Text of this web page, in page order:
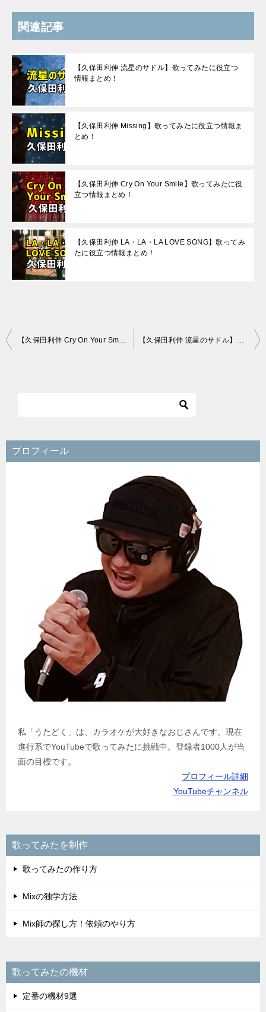
関連記事
【久保田利伸 流星のサドル】歌ってみたに役立つ
情報まとめ！
【久保田利伸 Missing】歌ってみたに役立つ情報ま
とめ！
【久保田利伸 Cry On Your Smile】歌ってみたに役
立つ情報まとめ！
【久保田利伸 LA・LA・LA LOVE SONG】歌ってみ
たに役立つ情報まとめ！
投
シ
【久保田利伸 Cry On Your Smile】歌ってみたに役立つ情報まとめ！ 【久保田利伸 流星のサドル】歌ってみたに役立つ情報まとめ！
プロフィール
私「うたどく」は、カラオケが大好きなおじさんです。現在
進行系でYouTubeで歌ってみたに挑戦中。登録者1000人が当
面の目標です。
プロフィール詳細
YouTubeチャンネル
歌ってみたを制作
歌ってみたの作り方
Mixの独学方法
Mix師の探し方！依頼のやり方
歌ってみたの機材
定番の機材9選